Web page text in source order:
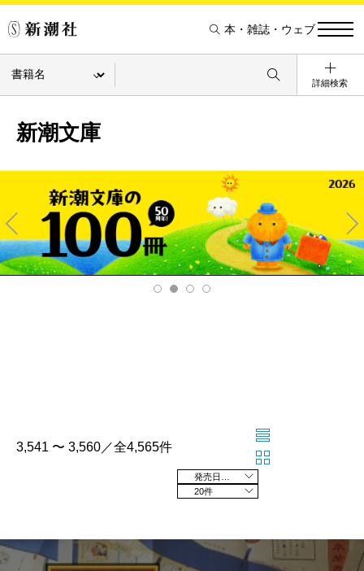
本・雑誌・ウェブ
詳細検索
新潮文庫
Pre
v
Ne
xt
3,541 〜 3,560／全4,565件
20件